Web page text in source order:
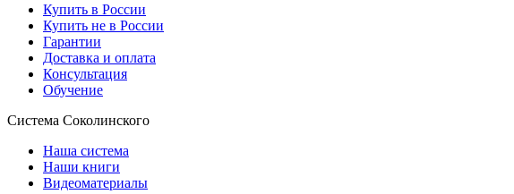
Купить в России
Купить не в России
Гарантии
Доставка и оплата
Консультация
Обучение
Система Соколинского
Наша система
Наши книги
Видеоматериалы